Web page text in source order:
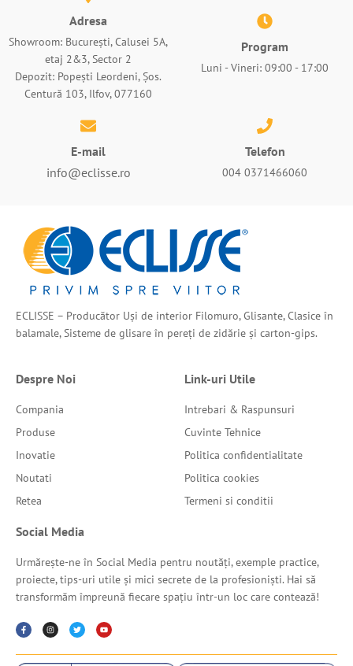
Adresa
Showroom: București, Calusei 5A,
etaj 2&3, Sector 2
Depozit: Popești Leordeni, Șos.
Centură 103, Ilfov, 077160
Program
Luni - Vineri: 09:00 - 17:00
E-mail
info@eclisse.ro
Telefon
004 0371466060
ECLISSE – Producător Uși de interior Filomuro, Glisante, Clasice în
balamale, Sisteme de glisare în pereți de zidărie și carton-gips.
Despre Noi
Compania
Produse
Inovatie
Noutati
Retea
Link-uri Utile
Intrebari & Raspunsuri
Cuvinte Tehnice
Politica confidentialitate
Politica cookies
Termeni si conditii
Social Media
Urmărește-ne în Social Media pentru noutăți, exemple practice,
proiecte, tips-uri utile și mici secrete de la profesioniști. Hai să
transformăm împreună fiecare spațiu într-un loc care contează!